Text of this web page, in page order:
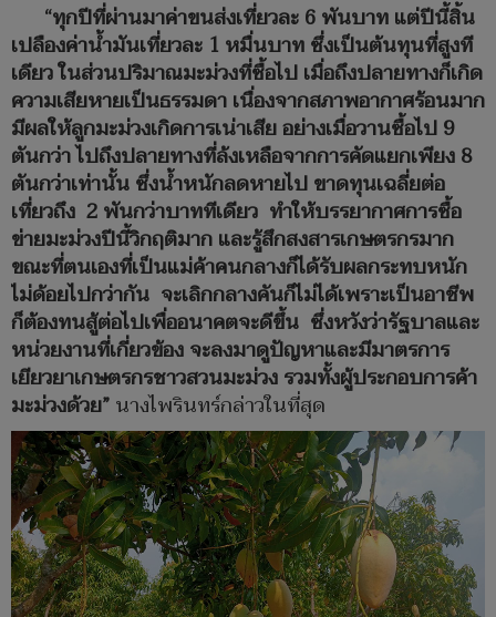
“ทุกปีที่ผ่านมาค่าขนส่งเที่ยวละ 6 พันบาท แต่ปีนี้สิ้น
เปลืองค่าน้ำมันเที่ยวละ 1 หมื่นบาท ซึ่งเป็นต้นทุนที่สูงที
เดียว ในส่วนปริมาณมะม่วงที่ซื้อไป เมื่อถึงปลายทางก็เกิด
ความเสียหายเป็นธรรมดา เนื่องจากสภาพอากาศร้อนมาก
มีผลให้ลูกมะม่วงเกิดการเน่าเสีย อย่างเมื่อวานซื้อไป 9
ตันกว่า ไปถึงปลายทางที่ล้งเหลือจากการคัดแยกเพียง 8
ตันกว่าเท่านั้น ซึ่งน้ำหนักลดหายไป ขาดทุนเฉลี่ยต่อ
เที่ยวถึง 2 พันกว่าบาททีเดียว ทำให้บรรยากาศการซื้อ
ข่ายมะม่วงปีนี้วิกฤติมาก และรู้สึกสงสารเกษตรกรมาก
ขณะที่ตนเองที่เป็นแม่ค้าคนกลางก็ได้รับผลกระทบหนัก
ไม่ด้อยไปกว่ากัน จะเลิกกลางคันก็ไม่ได้เพราะเป็นอาชีพ
ก็ต้องทนสู้ต่อไปเพื่ออนาคตจะดีขึ้น ซึ่งหวังว่ารัฐบาลและ
หน่วยงานที่เกี่ยวข้อง จะลงมาดูปัญหาและมีมาตรการ
เยียวยาเกษตรกรชาวสวนมะม่วง รวมทั้งผู้ประกอบการค้า
มะม่วงด้วย”นางไพรินทร์กล่าวในที่สุด